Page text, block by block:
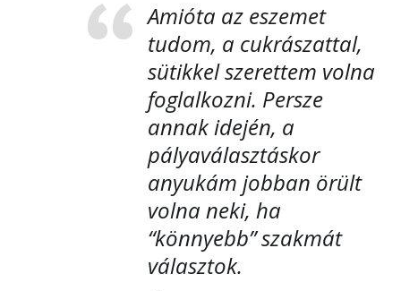
Amióta az eszemet
tudom, a cukrászattal,
sütikkel szerettem volna
foglalkozni. Persze
annak idején, a
pályaválasztáskor
anyukám jobban örült
volna neki, ha
“könnyebb” szakmát
választok.